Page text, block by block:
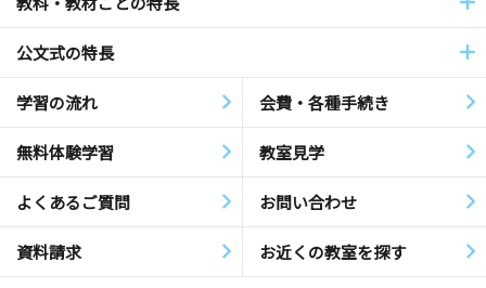
公文式の特長
学習の流れ 会費・各種手続き
無料体験学習 教室見学
よくあるご質問 お問い合わせ
資料請求 お近くの教室を探す